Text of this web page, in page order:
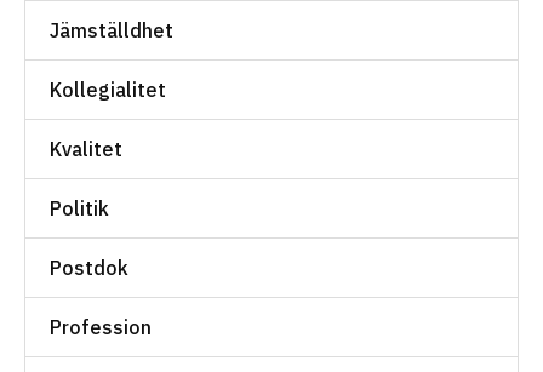
Jämställdhet
Kollegialitet
Kvalitet
Politik
Postdok
Profession